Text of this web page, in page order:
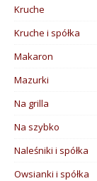
Kruche
Kruche i spółka
Makaron
Mazurki
Na grilla
Na szybko
Naleśniki i spółka
Owsianki i spółka